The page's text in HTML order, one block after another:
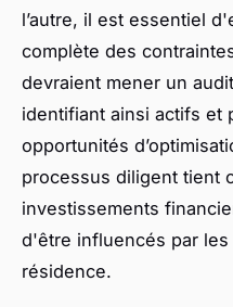
l’autre, il est essentiel
complète des
devraient mener un
identifiant ainsi actifs et
opportunités
processus diligent tient
investissements
d'être influencés par
résidence.